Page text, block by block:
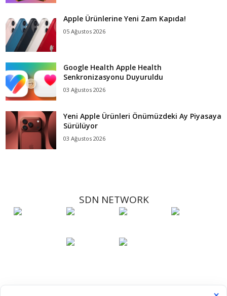
Apple Ürünlerine Yeni Zam Kapıda!
05 Ağustos 2026
Google Health Apple Health
Senkronizasyonu Duyuruldu
03 Ağustos 2026
Yeni Apple Ürünleri Önümüzdeki Ay Piyasaya
Sürülüyor
03 Ağustos 2026
SDN NETWORK